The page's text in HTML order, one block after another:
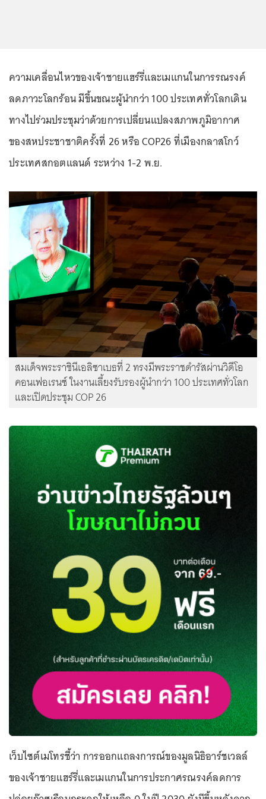
ความเคลื่อนไหวของเจ้าชายแฮร์รี่และเมแกนในการรณรงค์
ลดภาวะโลกร้อน มีขึ้นขณะผู้นำกว่า 100 ประเทศทั่วโลกเดิน
ทางไปร่วมประชุมว่าด้วยการเปลี่ยนแปลงสภาพภูมิอากาศ
ของสหประชาชาติครั้งที่ 26 หรือ COP26 ที่เมืองกลาสโกว์
ประเทศสกอตแลนด์ ระหว่าง 1-2 พ.ย.
สมเด็จพระราชินีเอลิซาเบธที่ 2 ทรงมีพระราชดำรัสผ่านวิดีโอ
คอนเฟอเรนซ์ ในงานเลี้ยงรับรองผู้นำกว่า 100 ประเทศทั่วโลก
และเปิดประชุม COP 26
เว็บไซต์เมโทรชี้ว่า การออกแถลงการณ์ของมูลนิธิอาร์ชเวลล์
ของเจ้าชายแฮร์รี่และเมแกนในการประกาศรณรงค์ลดการ